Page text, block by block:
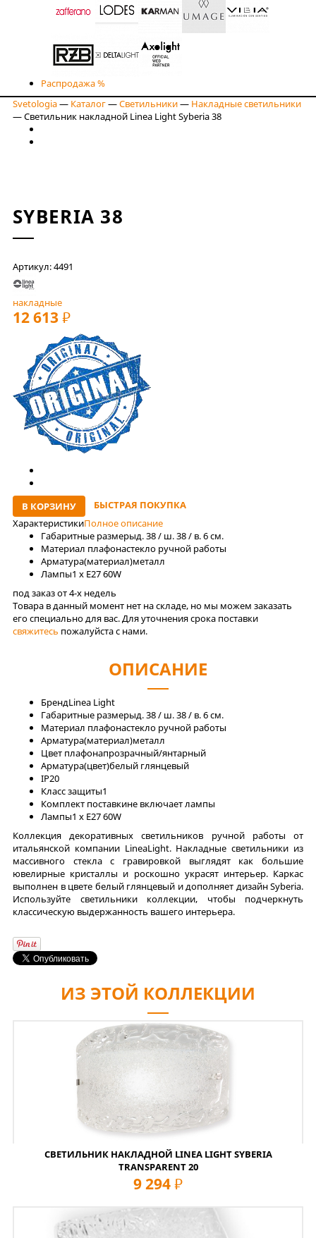
Распродажа %
Svetologia— Каталог—Светильники— Накладные светильники
—Светильник накладной Linea Light Syberia 38
SYBERIA 38
Артикул: 4491
накладные
12 613 РУБ
В КОРЗИНУ
БЫСТРАЯ ПОКУПКА
ХарактеристикиПолное описание
Габаритные размерыд. 38 / ш. 38 / в. 6 см.
Материал плафонастекло ручной работы
Арматура(материал)металл
Лaмпы1 x E27 60W
под заказ от 4-x недель
Товара в данный момент нет на складе, но мы можем заказать
его специально для вас. Для уточнения срока поставки
свяжитесь пожалуйста с нами.
ОПИСАНИЕ
БрендLinea Light
Габаритные размерыд. 38 / ш. 38 / в. 6 см.
Материал плафонастекло ручной работы
Арматура(материал)металл
Цвет плафонапрозрачный/янтарный
Арматура(цвет)белый глянцевый
IP20
Класс защиты1
Комплект поставкине включает лампы
Лaмпы1 x E27 60W
Коллекция декоративных светильников ручной работы от
итальянской компании LineaLight. Накладные светильники из
массивного стекла с гравировкой выглядят как большие
ювелирные кристаллы и роскошно украсят интерьер. Каркас
выполнен в цвете белый глянцевый и дополняет дизайн Syberia.
Используйте светильники коллекции, чтобы подчеркнуть
классическую выдержанность вашего интерьера.
ИЗ ЭТОЙ КОЛЛЕКЦИИ
СВЕТИЛЬНИК НАКЛАДНОЙ LINEA LIGHT SYBERIA
TRANSPARENT 20
9 294 руб